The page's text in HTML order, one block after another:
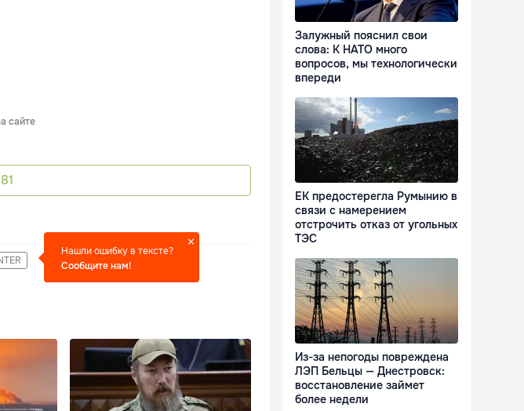
сайте
81
Нашли ошибку в тексте?
Сообщите нам!
Залужный пояснил свои
слова: К НАТО много
вопросов, мы технологически
впереди
ЕК предостерегла Румынию в
связи с намерением
отстрочить отказ от угольных
ТЭС
Из-за непогоды повреждена
ЛЭП Бельцы — Днестровск:
восстановление займет
более недели